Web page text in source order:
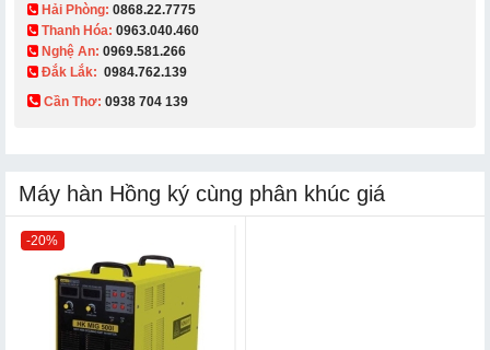
Hải Phòng: 0868.22.7775
Thanh Hóa: 0963.040.460
Nghệ An: 0969.581.266
Đắk Lắk: 0984.762.139
Cần Thơ: 0938 704 139​
Máy hàn Hồng ký cùng phân khúc giá
-20%